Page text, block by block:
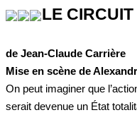
LE
de Jean-Claude Carrière
Mise en scène de
On peut imaginer que
serait devenue un État